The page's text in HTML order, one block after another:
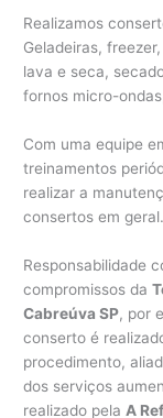
Realizamos
Geladeiras,
lava e seca,
fornos micro-
Com uma equipe
treinamentos
realizar a
consertos em geral.
Responsabilidade
compromissos da
Cabreúva SP, por
conserto é
procedimento,
dos serviços
realizado pela A